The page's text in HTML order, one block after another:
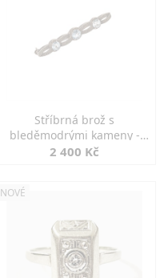
Stříbrná brož s
bleděmodrými kameny -
jemná elegance
2 400 Kč
NOVÉ